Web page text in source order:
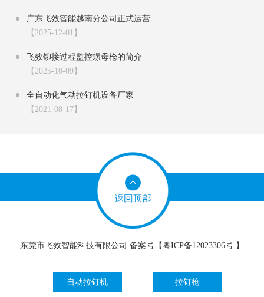
广东飞效智能越南分公司正式运营
【2025-12-01】
飞效铆接过程监控螺母枪的简介
【2025-10-09】
全自动化气动拉钉机设备厂家
【2021-08-17】
东莞市飞效智能科技有限公司 备案号【粤ICP备12023306号 】
拉钉枪
自动拉钉机